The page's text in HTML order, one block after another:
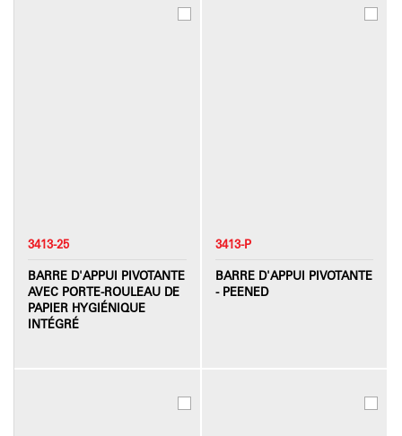
3413-25
BARRE D'APPUI PIVOTANTE
AVEC PORTE-ROULEAU DE
PAPIER HYGIÉNIQUE
INTÉGRÉ
3413-P
BARRE D'APPUI PIVOTANTE
- PEENED